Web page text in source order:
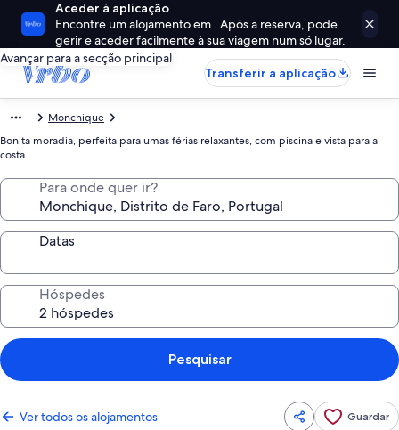
Aceder à aplicação
Encontre um alojamento em . Após a reserva, pode
gerir e aceder facilmente à sua viagem num só lugar.
Avançar para a secção principal
Transferir a aplicação
Monchique
Bonita moradia, perfeita para umas férias relaxantes, com piscina e vista para a
costa.
Para onde quer ir?
Datas
Hóspedes
Pesquisar
Ver todos os alojamentos Guardar